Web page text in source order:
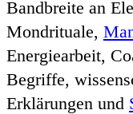
Bandbreite an
Mondrituale,
Energiearbeit,
Begriffe,
Erklärungen und